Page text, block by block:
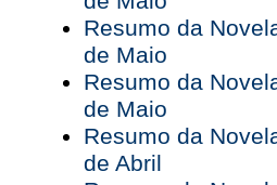
Resumo da
de Maio
Resumo da
de Maio
Resumo da
de Abril